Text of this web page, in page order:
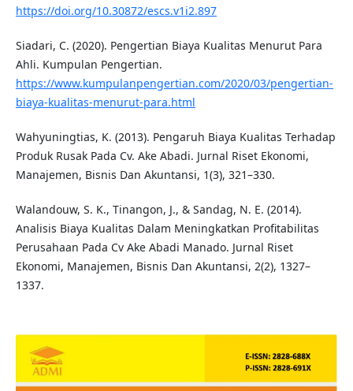
https://doi.org/10.30872/escs.v1i2.897
Siadari, C. (2020). Pengertian Biaya Kualitas Menurut Para
Ahli. Kumpulan Pengertian.
https://www.kumpulanpengertian.com/2020/03/pengertian-
biaya-kualitas-menurut-para.html
Wahyuningtias, K. (2013). Pengaruh Biaya Kualitas Terhadap
Produk Rusak Pada Cv. Ake Abadi. Jurnal Riset Ekonomi,
Manajemen, Bisnis Dan Akuntansi, 1(3), 321–330.
Walandouw, S. K., Tinangon, J., & Sandag, N. E. (2014).
Analisis Biaya Kualitas Dalam Meningkatkan Profitabilitas
Perusahaan Pada Cv Ake Abadi Manado. Jurnal Riset
Ekonomi, Manajemen, Bisnis Dan Akuntansi, 2(2), 1327–
1337.